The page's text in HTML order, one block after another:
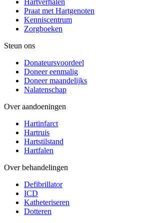
Praat met Hartgenoten
Kenniscentrum
Zorgboeken
Steun ons
Donateursvoordeel
Doneer eenmalig
Doneer maandelijks
Nalatenschap
Over aandoeningen
Hartinfarct
Hartruis
Hartstilstand
Hartfalen
Over behandelingen
Defibrillator
ICD
Katheteriseren
Dotteren